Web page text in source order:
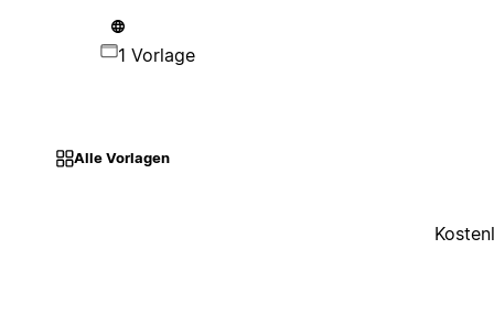
1 Vorlage
Alle Vorlagen